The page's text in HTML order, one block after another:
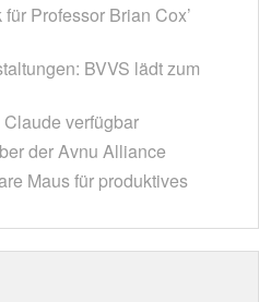
Professor Brian Cox’
BVVS lädt zum
verfügbar
der Avnu Alliance
Maus für produktives